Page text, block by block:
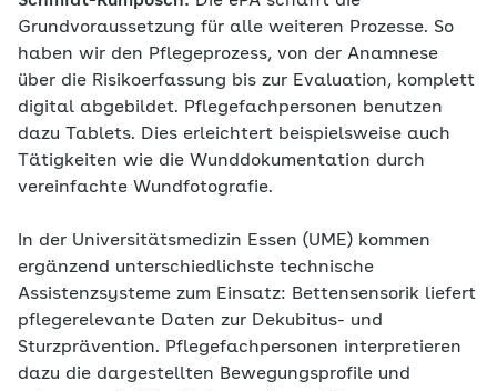
Grundvoraussetzung für alle weiteren Prozesse. So
haben wir den Pflegeprozess, von der Anamnese
über die Risikoerfassung bis zur Evaluation, komplett
digital abgebildet. Pflegefachpersonen benutzen
dazu Tablets. Dies erleichtert beispielsweise auch
Tätigkeiten wie die Wunddokumentation durch
vereinfachte Wundfotografie.
In der Universitätsmedizin Essen (UME) kommen
ergänzend unterschiedlichste technische
Assistenzsysteme zum Einsatz: Bettensensorik liefert
pflegerelevante Daten zur Dekubitus- und
Sturzprävention. Pflegefachpersonen interpretieren
dazu die dargestellten Bewegungsprofile und